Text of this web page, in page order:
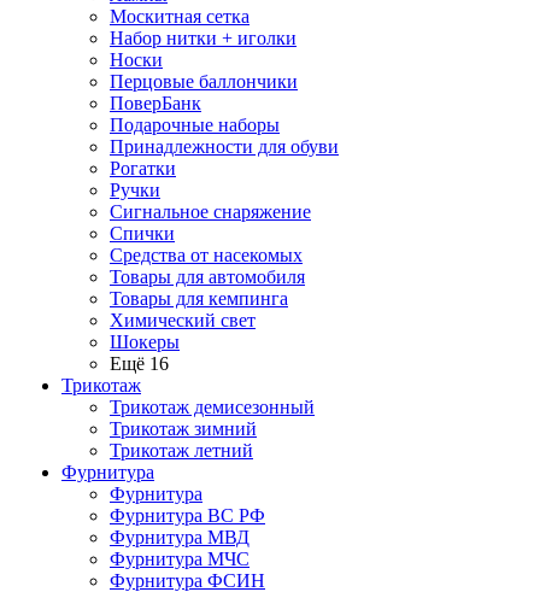
Москитная сетка
Набор нитки + иголки
Носки
Перцовые баллончики
ПоверБанк
Подарочные наборы
Принадлежности для обуви
Рогатки
Ручки
Сигнальное снаряжение
Спички
Средства от насекомых
Товары для автомобиля
Товары для кемпинга
Химический свет
Шокеры
Ещё 16
Трикотаж
Трикотаж демисезонный
Трикотаж зимний
Трикотаж летний
Фурнитура
Фурнитура
Фурнитура ВС РФ
Фурнитура МВД
Фурнитура МЧС
Фурнитура ФСИН